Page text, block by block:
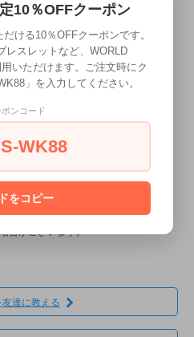
、当店オリジナルラッピングにて
合がございます。
達に教える
10％OFFクーポン
ける10％OFFクーポンです。
レスレットなど、WORLD
いただけます。ご注文時にク
」を入力してください。
ポンコード
WK88
をコピー